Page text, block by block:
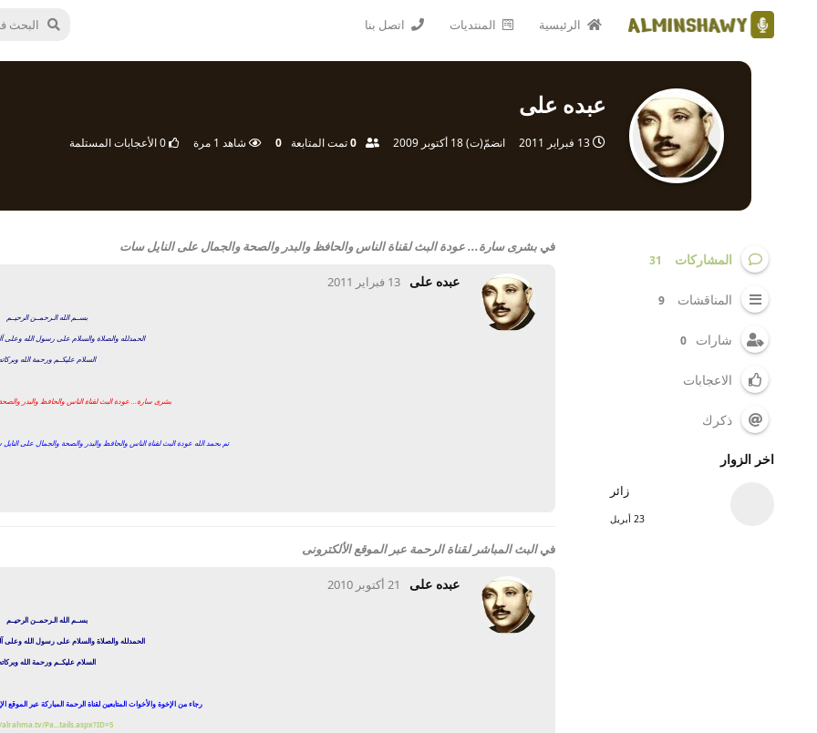
الرئيسية المنتديات اتصل بنا
عبده على
13 فبراير 2011 انضمّ(ت)18 أكتوبر 2009 0تمت المتابعة 0 شاهد 1 مرة 0الأعجابات المستلمة
المشاركات 31
المناقشات 9
شارات 0
الاعجابات
ذكرك
اخر الزوار
زائر
23 أبريل
في بشرى سارة... عودة البث لقناة الناس والحافظ والبدر والصحة والجمال على النايل سات
عبده على 13 فبراير 2011
بســم الله الـرحمــن الرحيــم
الحمدلله والصلاة والسلام على رسول الله وعلى
السلام عليكــم ورحمة الله وبركاته
بشرى سارة... عودة البث لقناة الناس والحافظ والبدر
تم بحمد الله عودة البث لقناة الناس والحافظ والبدر والصحة والجمال على
فيالبث المباشر لقناة الرحمة عبر الموقع الألكترونى
عبده على 21 أكتوبر 2010
بســم الله الـرحمــن الرحيــم
الحمدلله والصلاة والسلام على رسول الله وعلى
السلام عليكــم ورحمة الله
رجاء من الإخوة والأخوات المتابعين لقناة الرحمة المباركة عبر الموقع
Pa...tails.aspx?ID=5